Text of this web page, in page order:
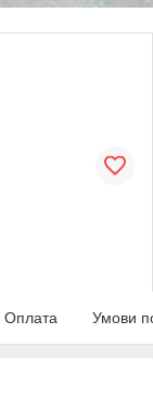
Оплата Умови